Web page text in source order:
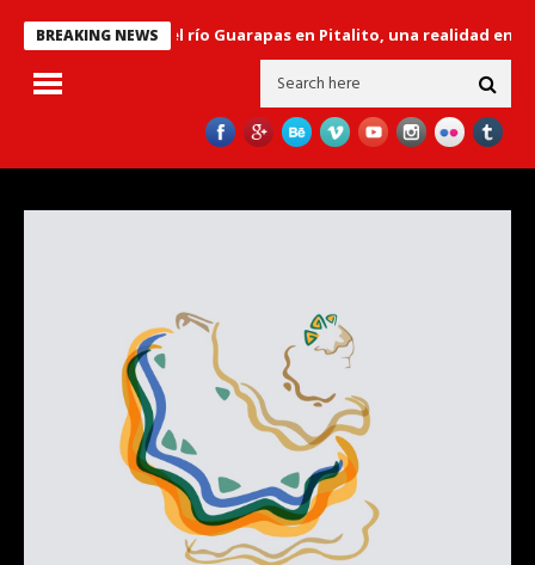
BREAKING NEWS
sobre el río Guarapas en Pitalito, una realidad en el